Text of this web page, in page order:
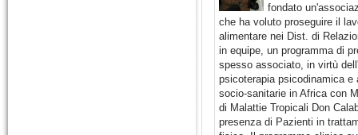
fondato
che ha voluto proseguire il
alimentare nei Dist. di
in equipe, un programma di
spesso associato, in virtù
psicoterapia psicodinamica
socio-sanitarie in Africa con
di Malattie Tropicali Don
presenza di Pazienti in